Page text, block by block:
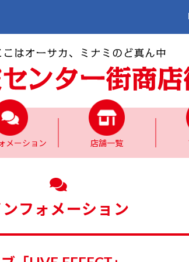
メーション 店舗一覧
ンフォメーション